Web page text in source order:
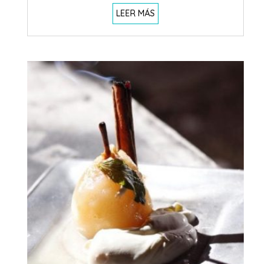
LEER MÁS